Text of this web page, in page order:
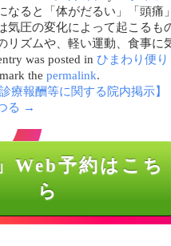
なると「体がだるい」「頭痛
気圧の変化によって起こるも
リズムや、軽い運動、食事に
was posted in ひまわり便り
the permalink.
療報酬等に関する院内掲示】
る →
Web予約はこち
ら